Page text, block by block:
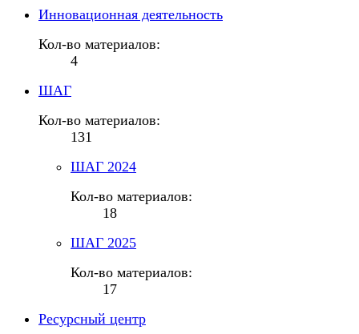
Инновационная деятельность
Кол-во материалов:
4
ШАГ
Кол-во материалов:
131
ШАГ 2024
Кол-во материалов:
18
ШАГ 2025
Кол-во материалов:
17
Ресурсный центр